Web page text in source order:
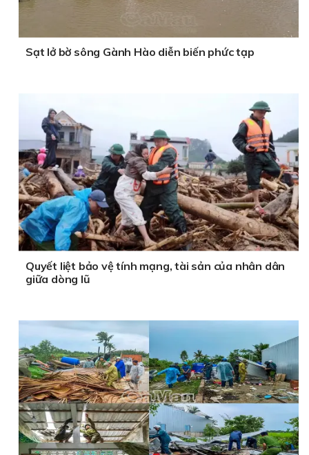
Sạt lở bờ sông Gành Hào diễn biến phức tạp
Quyết liệt bảo vệ tính mạng, tài sản của nhân dân
giữa dòng lũ